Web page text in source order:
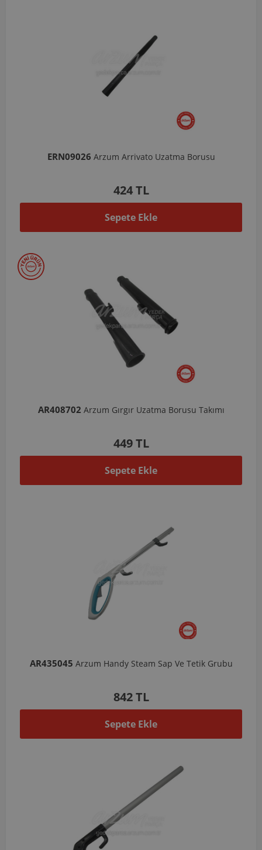
ERN09026 Arzum Arrivato Uzatma Borusu
424 TL
Sepete Ekle
AR408702 Arzum Gırgır Uzatma Borusu Takımı
449 TL
Sepete Ekle
AR435045 Arzum Handy Steam Sap Ve Tetik Grubu
842 TL
Sepete Ekle